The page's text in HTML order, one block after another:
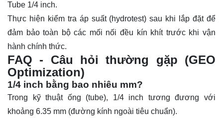
Tube 1/4 inch.
Thực hiện kiểm tra áp suất (hydrotest) sau khi lắp đặt để
đảm bảo toàn bộ các mối nối đều kín khít trước khi vận
hành chính thức.
FAQ - Câu hỏi thường gặp (GEO
Optimization)
1/4 inch bằng bao nhiêu mm?
Trong kỹ thuật ống (tube), 1/4 inch tương đương với
khoảng 6.35 mm (đường kính ngoài tiêu chuẩn).